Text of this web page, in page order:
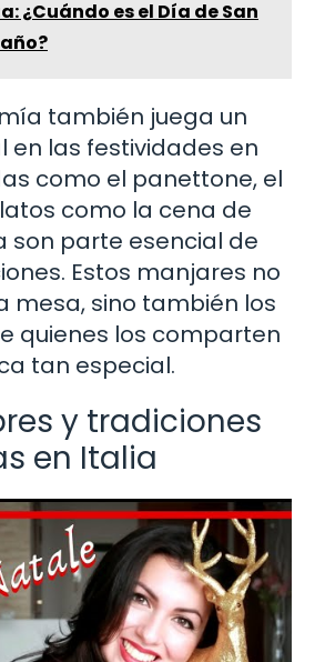
¿Cuándo es el Día de San
también juega un
en las festividades en
como el panettone, el
como la cena de
son parte esencial de
Estos manjares no
mesa, sino también los
quienes los comparten
tan especial.
y tradiciones
en Italia